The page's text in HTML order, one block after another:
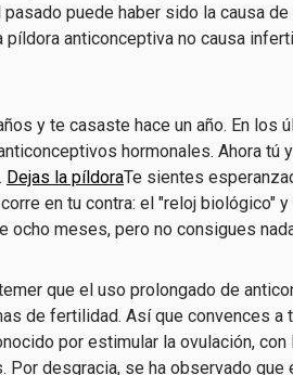
puede haber sido la causa
píldora anticonceptiva no causa
y te casaste hace un año. En los
hormonales. Ahora tú
Dejas la píldoraTe sientes
en tu contra: el "reloj biológico"
ocho meses, pero no consigues
que el uso prolongado de
de fertilidad. Así que convences a
por estimular la ovulación,
Por desgracia, se ha observado que